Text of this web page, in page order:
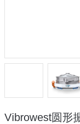
Vibrowest圆形